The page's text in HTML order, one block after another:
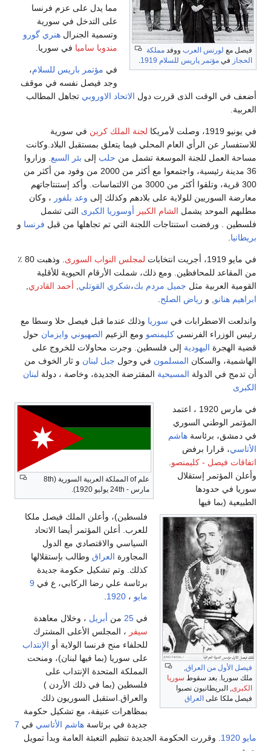
فيصل مع لورنس العرب ووفد مملكة
الحجاز في مؤتمر پاريس للسلام 1919
مما يدل على عزم فرنسا
على التدخل في سورية
وتسمية الجنرال هنري گورو
مندوبا ساميا في سوريا.
في مؤتمر باريس للسلام،
وجد فيصل نفسه في موقف
أضعف في الوقت الذى قررت دول الاتحاد الاوروبي تجاهل المطالب
العربية.
في يونيو 1919، وصلت لأمريكا لجنة الملك كرين في سورية
للاستفسار عن الرأي العام المحلي فيما يتعلق بمستقبل البلاد.وكانت
مساحة العمل للجنة الموسعة تشمل من حلب إلى بئر السبع . وزاروا
36 مدينة رئيسية، واجتمعوا مع أكثر من 2000 من وفود من أكثر من
300 قرية، وتلقوا أكثر من 3000 من الالتماسات. وأكد إستنتاجاتهم
معارضة السوريين للولاية على بلادهم وكذلك إلى وعد بلفور ، وكان
مطلبهم الموحد يشمل الشام الكبير أوسوريا الكبرى التى تشمل
فلسطين . ورفضت استنتاجات اللجنة التي تم تجاهلها من قبل فرنسا و
بريطانيا
في مايو 1919، أجريت انتخابات لمجلس النواب السورى
. وذهبت 80 ٪
من المقاعد للمحافظين. ومع ذلك، شملت الأرقام الحيوية للأقلية
القومية العربية مثل جميل مردم بك،شكري القوتلي أحمد القادري
ابراهيم هنانو , و رياض الصلح
واندلعت الاضطرابات في سوريا وذلك عندما قبل فيصل حلا وسطا مع
رئيس الوزراء الفرنسي كليمنصو ومع الزعيم الصهيوني وايزمان حول
قضية الهجرة اليهودية إلى فلسطين. وجرت محاولات للخروج على
الهاشمية، والسكان المسلمون في وحول جبل لبنان و ثار الخوف من
أن تدمج في الدولة المسيحية المفترضة الجديدة، وخاصة ، دولة لبنان
الكبرى
علم of المملكة العربية السورية (8th
مارس - 24th يوليو 1920).
فيصل الأول من العراق
ملك سوريا. بعد سقوط سوريا
الكبرى , البريطانيون نصبوا
فيصل ملكا على العراق
في مارس 1920 ، اعتمد
المؤتمر الوطني السوري
في دمشق، برئاسة هاشم
الأتاسي، قرارا برفض
اتفاقات فيصل - كليمنصو
وأعلن المؤتمر إستقلال
سوريا في حدودها
الطبيعية (بما فيها
فلسطين)، وأعلن الملك فيصل ملكا
للعرب. أعلن المؤتمر أيضا الاتحاد
السياسي والاقتصادي مع الدول
المجاورة العراق وطالب بإستقلالها
كذلك. وتم تشكيل حكومة جديدة
برئاسة علي رضا الركابي، ع في 9
مايو ، 1920
في 25 من أبريل ، وخلال معاهدة
سيفر ، المجلس الأعلى المشترك
للحلفاء منح فرنسا الولاية أو الإنتداب
على سوريا (بما فيها لبنان)، ومنحت
المملكة المتحدة الإنتداب على
فلسطين (بما في ذلك الأردن )
والعراق.استقبل السوريون ذلك
بمظاهرات عنيفة، مع تشكيل حكومة
جديدة في برئاسة هاشم الأتاسي في 7
مايو 1920 . وقررت الحكومة الجديدة تنظيم التعبئة العامة وبدأ تمويل